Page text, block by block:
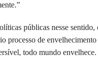
públicas nesse
processo de
todo mundo